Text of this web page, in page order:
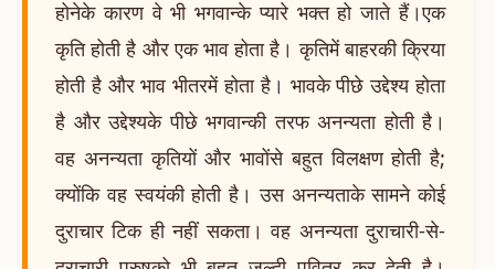
होनेके कारण वे भी भगवान्के प्यारे भक्त हो जाते हैं।एक
कृति होती है और एक भाव होता है। कृतिमें बाहरकी क्रिया
होती है और भाव भीतरमें होता है। भावके पीछे उद्देश्य होता
है और उद्देश्यके पीछे भगवान्की तरफ अनन्यता होती है।
वह अनन्यता कृतियों और भावोंसे बहुत विलक्षण होती है;
क्योंकि वह स्वयंकी होती है। उस अनन्यताके सामने कोई
दुराचार टिक ही नहीं सकता। वह अनन्यता दुराचारी-से-